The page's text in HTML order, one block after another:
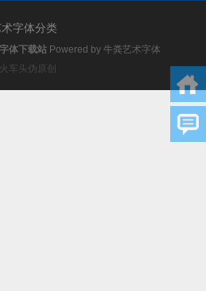
字体分类
字体下载站 Powered by 牛粪艺术字体
火车头伪原创